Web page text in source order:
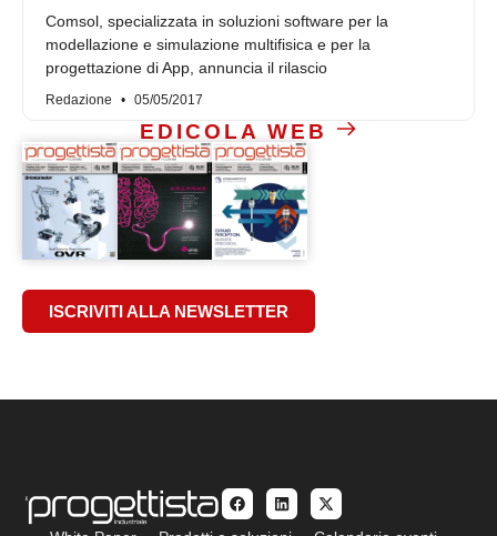
Comsol, specializzata in soluzioni software per la
modellazione e simulazione multifisica e per la
progettazione di App, annuncia il rilascio
Redazione 05/05/2017
EDICOLA WEB
ISCRIVITI ALLA NEWSLETTER